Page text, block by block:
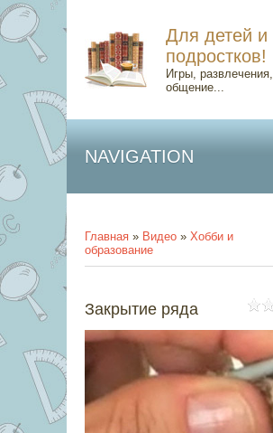
Для детей и
подростков!
Игры, развлечения,
общение...
NAVIGATION
Главная » Видео » Хобби и
образование
Закрытие ряда